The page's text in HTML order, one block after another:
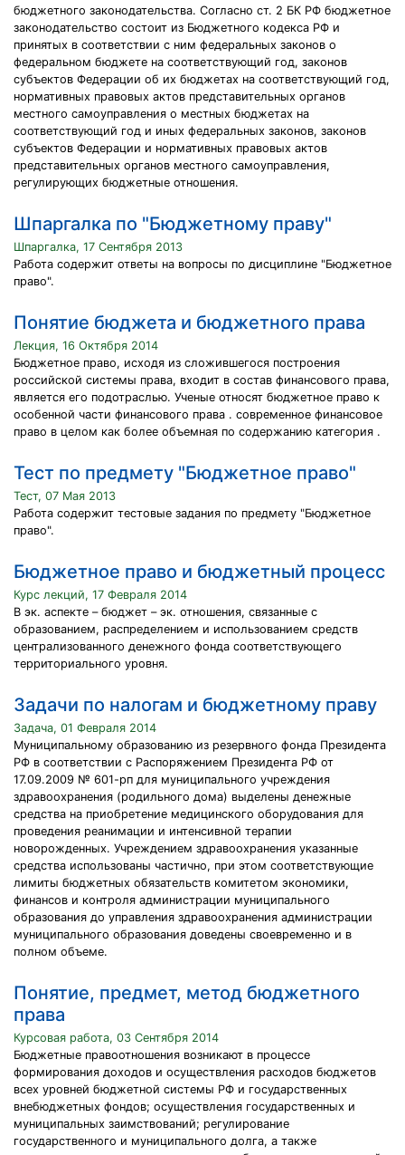
бюджетного законодательства. Согласно ст. 2 БК РФ бюджетное
законодательство состоит из Бюджетного кодекса РФ и
принятых в соответствии с ним федеральных законов о
федеральном бюджете на соответствующий год, законов
субъектов Федерации об их бюджетах на соответствующий год,
нормативных правовых актов представительных органов
местного самоуправления о местных бюджетах на
соответствующий год и иных федеральных законов, законов
субъектов Федерации и нормативных правовых актов
представительных органов местного самоуправления,
регулирующих бюджетные отношения.
Шпаргалка по "Бюджетному праву"
Шпаргалка, 17 Сентября 2013
Работа содержит ответы на вопросы по дисциплине "Бюджетное
право".
Понятие бюджета и бюджетного права
Лекция, 16 Октября 2014
Бюджетное право, исходя из сложившегося построения
российской системы права, входит в состав финансового права,
является его подотраслью. Ученые относят бюджетное право к
особенной части финансового права . современное финансовое
право в целом как более объемная по содержанию категория .
Тест по предмету "Бюджетное право"
Тест, 07 Мая 2013
Работа содержит тестовые задания по предмету "Бюджетное
право".
Бюджетное право и бюджетный процесс
Курс лекций, 17 Февраля 2014
В эк. аспекте – бюджет – эк. отношения, связанные с
образованием, распределением и использованием средств
централизованного денежного фонда соответствующего
территориального уровня.
Задачи по налогам и бюджетному праву
Задача, 01 Февраля 2014
Муниципальному образованию из резервного фонда Президента
РФ в соответствии с Распоряжением Президента РФ от
17.09.2009 № 601-рп для муниципального учреждения
здравоохранения (родильного дома) выделены денежные
средства на приобретение медицинского оборудования для
проведения реанимации и интенсивной терапии
новорожденных. Учреждением здравоохранения указанные
средства использованы частично, при этом соответствующие
лимиты бюджетных обязательств комитетом экономики,
финансов и контроля администрации муниципального
образования до управления здравоохранения администрации
муниципального образования доведены своевременно и в
полном объеме.
Понятие, предмет, метод бюджетного
права
Курсовая работа, 03 Сентября 2014
Бюджетные правоотношения возникают в процессе
формирования доходов и осуществления расходов бюджетов
всех уровней бюджетной системы РФ и государственных
внебюджетных фондов; осуществления государственных и
муниципальных заимствований; регулирование
государственного и муниципального долга, а также